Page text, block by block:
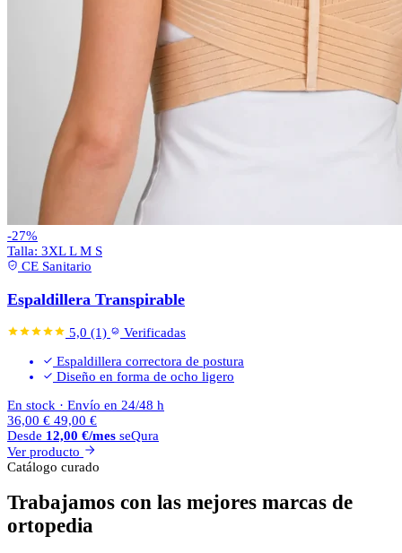
-27%
Talla: 3XL L M S
CE Sanitario
Espaldillera Transpirable
5,0 (1)
Verificadas
Espaldillera correctora de postura
Diseño en forma de ocho ligero
En stock · Envío en 24/48 h
36,00 € 49,00 €
Desde 12,00 €/mes seQura
Ver producto
Catálogo curado
Trabajamos con las mejores marcas de
ortopedia